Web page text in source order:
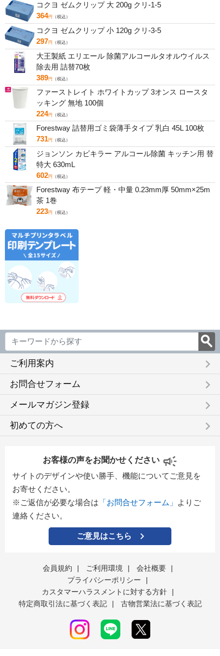
コクヨ ゼムクリップ 大 200g クリ-1-5
364円 （税込）
コクヨ ゼムクリップ 小 120g クリ-3-5
297円 （税込）
大王製紙 エリエール 除菌アルコールタオルウイルス
除去用 詰替70枚
389円 （税込）
ファーストレイト ホワイトカップ 3オンス ロースタ
ッキング 無地 100個
224円 （税込）
Forestway 詰替用ゴミ袋薄手タイプ 乳白 45L 100枚
731円 （税込）
ジョンソン カビキラー アルコール除菌 キッチン用 替
特大 630mL
602円 （税込）
Forestway 布テープ 軽・中量 0.23mm厚 50mm×25m
茶 1巻
223円 （税込）
ご利用案内 keyboard_arrow_right
お問合せフォーム keyboard_arrow_right
メールマガジン登録 keyboard_arrow_right
初めての方へ keyboard_arrow_right
お客様の声をお聞かせください
サイトのデザインや使い勝手、機能についてご意見を
お寄せください。
※ご返信が必要な場合は 「お問合せフォーム」
よりご
連絡ください。
ご意見はこちら
会員規約 | ご利用環境 | 会社概要
|
プライバシーポリシー
|
カスタマーハラスメントに対する方針
|
特定商取引法に基づく表記
| 古物営業法に基づく表記